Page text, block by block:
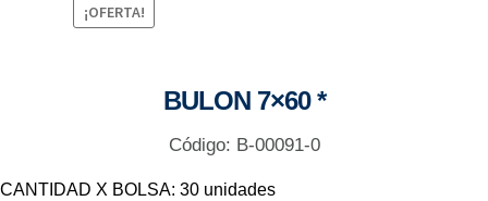
¡OFERTA!
BULON 7×60 *
Código: B-00091-0
CANTIDAD X BOLSA: 30 unidades